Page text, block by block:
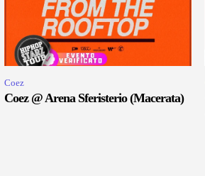
Coez
Coez @ Arena Sferisterio (Macerata)